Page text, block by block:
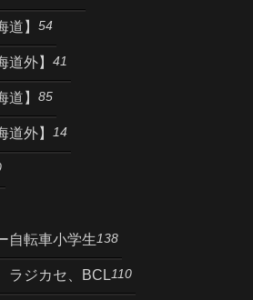
】 54
外】 41
】 85
外】 14
自転車小学生138
ラジカセ、BCL110